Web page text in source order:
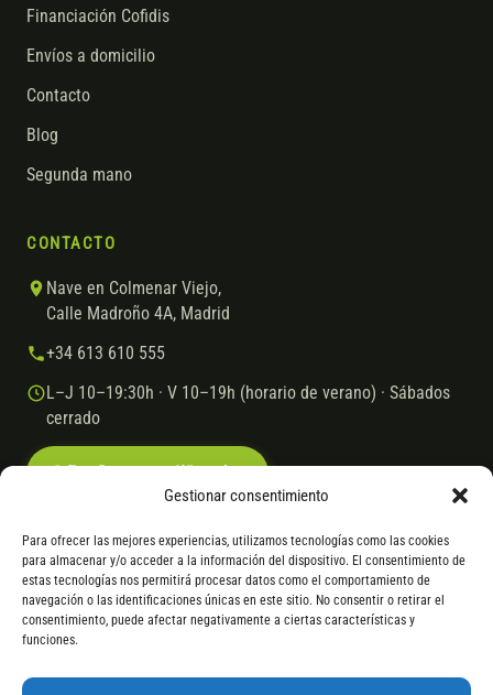
Gestionar consentimiento
Para ofrecer las mejores experiencias, utilizamos tecnologías como las cookies
para almacenar y/o acceder a la información del dispositivo. El consentimiento de
estas tecnologías nos permitirá procesar datos como el comportamiento de
navegación o las identificaciones únicas en este sitio. No consentir o retirar el
consentimiento, puede afectar negativamente a ciertas características y
funciones.
Financiación Cofidis
Envíos a domicilio
Contacto
Blog
Segunda mano
CONTACTO
Nave en Colmenar Viejo,
Calle Madroño 4A, Madrid
+34 613 610 555
L–J 10–19:30h · V 10–19h (horario de verano) · Sábados
cerrado
© 2026 Ebike.esAviso legal Política de cookies
VISA Mastercard Transferencia Cofidis
* Financiación instantánea con Cofidis hasta 6.000 € sin intereses.